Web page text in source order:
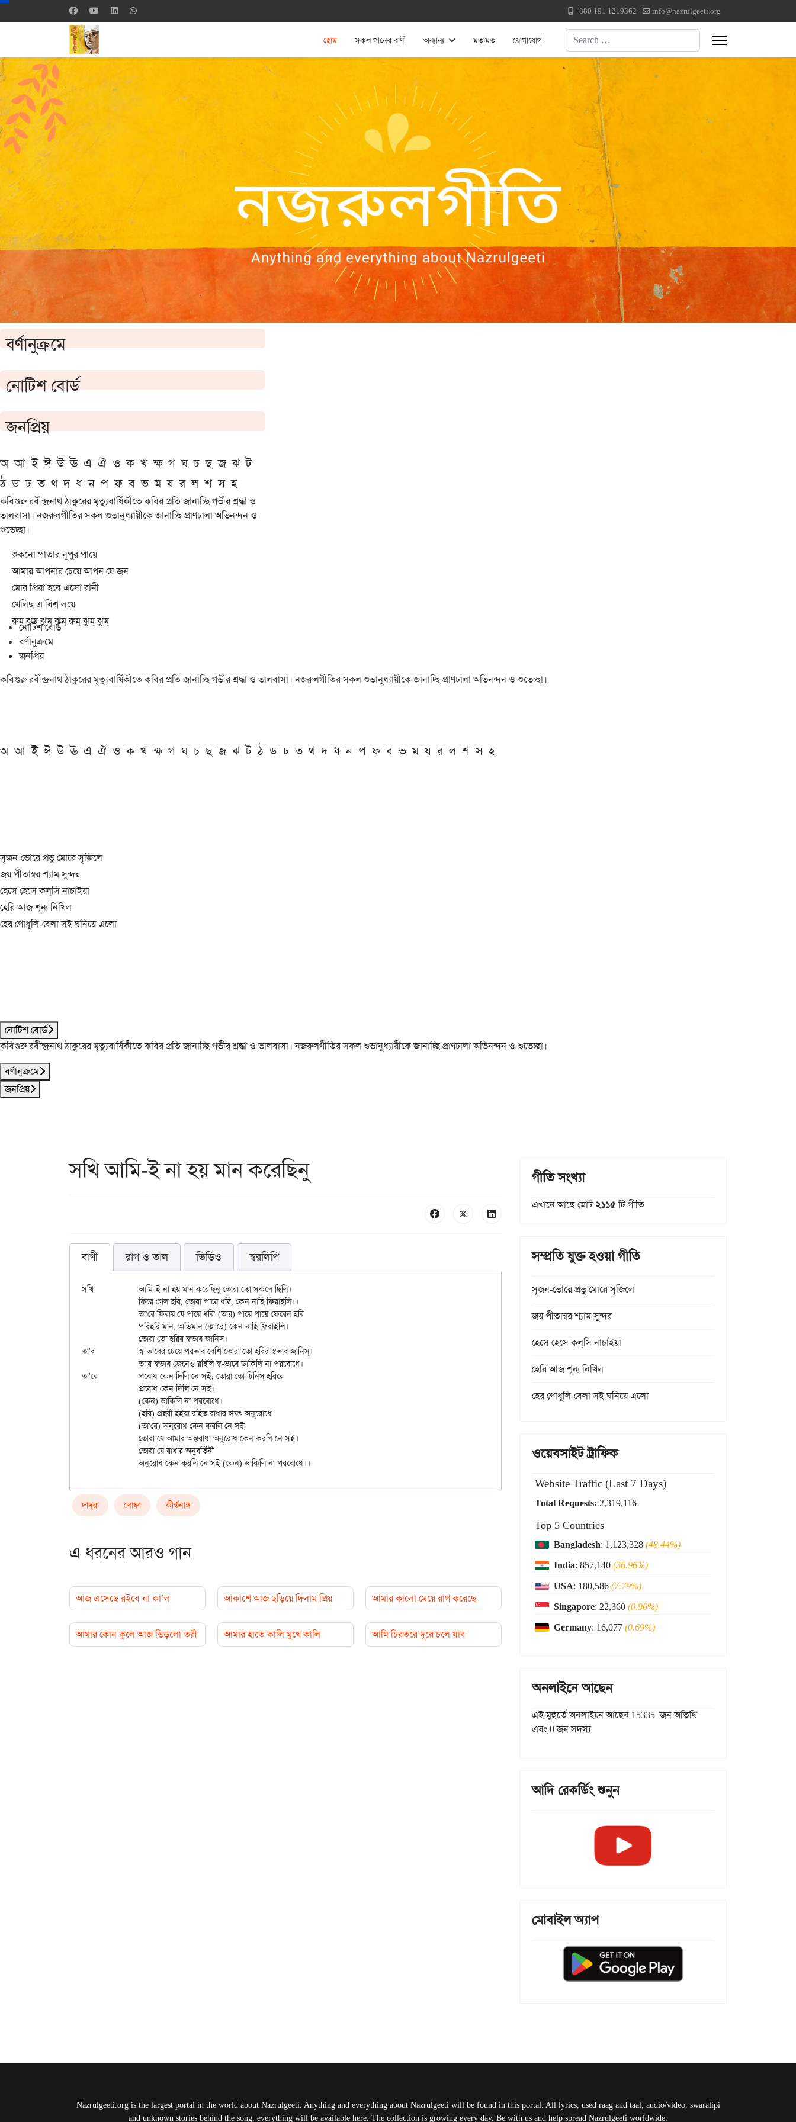
+880 191 1219362 info@nazrulgeeti.org
হোম সকল গানের বাণী অন্যান্য মতামত যোগাযোগ Search
বর্ণানুক্রমে
নোটিশ বোর্ড
জনপ্রিয়
অ আ ই ঈ উ ঊ এ ঐ ও ক খ ক্ষ গ ঘ চ ছ জ ঝ ট
ঠ ড ঢ ত থ দ ধ ন প ফ ব ভ ম য র ল শ স হ
কবিগুরু রবীন্দ্রনাথ ঠাকুরের মৃত্যুবার্ষিকীতে কবির প্রতি জানাচ্ছি গভীর শ্রদ্ধা ও
ভালবাসা। নজরুলগীতির সকল শুভানুধ্যায়ীকে জানাচ্ছি প্রাণঢালা অভিনন্দন ও
শুভেচ্ছা।
শুকনো পাতার নূপুর পায়ে
আমার আপনার চেয়ে আপন যে জন
মোর প্রিয়া হবে এসো রানী
খেলিছ এ বিশ্ব লয়ে
রুম্ ঝুম্ ঝুম্ ঝুম্ রুম্ ঝুম্ ঝুম্
নোটিশ বোর্ড
বর্ণানুক্রমে
জনপ্রিয়
কবিগুরু রবীন্দ্রনাথ ঠাকুরের মৃত্যুবার্ষিকীতে কবির প্রতি জানাচ্ছি গভীর শ্রদ্ধা ও ভালবাসা। নজরুলগীতির সকল শুভানুধ্যায়ীকে জানাচ্ছি প্রাণঢালা অভিনন্দন ও শুভেচ্ছা।
অ আ ই ঈ উ ঊ এ ঐ ও ক খ ক্ষ গ ঘ চ ছ জ ঝ ট ঠ ড ঢ ত থ দ ধ ন প ফ ব ভ ম য র ল শ স হ
সৃজন-ভোরে প্রভু মোরে সৃজিলে
জয় পীতাম্বর শ্যাম সুন্দর
হেসে হেসে কল্‌সি নাচাইয়া
হেরি আজ শূন্য নিখিল
হের গোধূলি-বেলা সই ঘনিয়ে এলো
নোটিশ বোর্ড
কবিগুরু রবীন্দ্রনাথ ঠাকুরের মৃত্যুবার্ষিকীতে কবির প্রতি জানাচ্ছি গভীর শ্রদ্ধা ও ভালবাসা। নজরুলগীতির সকল শুভানুধ্যায়ীকে জানাচ্ছি প্রাণঢালা অভিনন্দন ও শুভেচ্ছা।
বর্ণানুক্রমে
জনপ্রিয়
সখি আমি-ই না হয় মান করেছিনু
বাণী রাগ ও তাল ভিডিও স্বরলিপি
সখি		আমি-ই না হয় মান করেছিনু তোরা তো সকলে ছিলি।
		ফিরে গেল হরি, তোরা পায়ে ধরি, কেন নাহি ফিরাইলি।।
		তা'রে ফিরায় যে পায়ে ধরি' (তার) পায়ে পায়ে ফেরেন হরি
তা'র		স্ব-ভাবের চেয়ে পরভাব বেশি তোরা তো হরির স্বভাব জানিস্।
		তা'র স্বভাব জেনেও রহিলি স্ব-ভাবে ডাকিলি না পরবোধে।
তা'রে		প্রবোধ কেন দিলি নে সই, তোরা তো চিনিস্ হরিরে
দাদ্‌রা লোফা কীর্তনাঙ্গ
এ ধরনের আরও গান
আজ এসেছে রইবে না কা’ল আকাশে আজ ছড়িয়ে দিলাম প্রিয় আমার কালো মেয়ে রাগ করেছে
আমার কোন কুলে আজ ভিড়লো তরী আমার হাতে কালি মুখে কালি আমি চিরতরে দূরে চলে যাব
গীতি সংখ্যা
এখানে আছে মোট২১১৫টি গীতি
সম্প্রতি যুক্ত হওয়া গীতি
সৃজন-ভোরে প্রভু মোরে সৃজিলে
জয় পীতাম্বর শ্যাম সুন্দর
হেসে হেসে কল্‌সি নাচাইয়া
হেরি আজ শূন্য নিখিল
হের গোধূলি-বেলা সই ঘনিয়ে এলো
ওয়েবসাইট ট্রাফিক
Website Traffic (Last 7 Days)
Total Requests: 2,319,116
Top 5 Countries
Bangladesh: 1,123,328(48.44%)
India: 857,140(36.96%)
USA: 180,586(7.79%)
Singapore: 22,360(0.96%)
Germany: 16,077(0.69%)
অনলাইনে আছেন
এই মুহুর্তে অনলাইনে আছেন 15335 জন অতিথি
এবং 0 জন সদস্য
আদি রেকর্ডিং শুনুন
মোবাইল অ্যাপ
Nazrulgeeti.org is the largest portal in the world about Nazrulgeeti. Anything and everything about Nazrulgeeti will be found in this portal. All lyrics, used raag and taal, audio/video, swaralipi
and unknown stories behind the song, everything will be available here. The collection is growing every day. Be with us and help spread Nazrulgeeti worldwide.